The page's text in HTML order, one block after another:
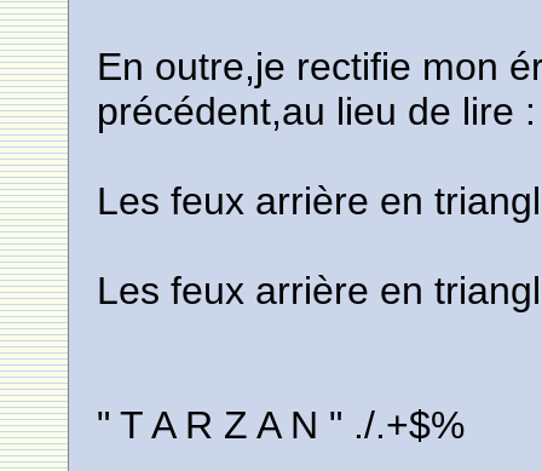
En outre,je rectifie mon
précédent,au lieu de lire :
Les feux arrière en
Les feux arrière en
" T A R Z A N " ./.+$%